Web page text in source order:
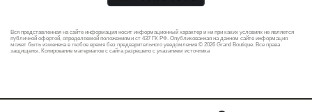
Вся представленная на сайте информация носит информационный характер и ни при каких условиях не является
публичной офертой, определяемой положениями ст 437 ГК РФ. Опубликованная на данном сайте информация
может быть изменена в любое время без предварительного уведомления © 2026 Grand Boutique. Все права
защищены. Копирование материалов с сайта разрешено с указанием источника